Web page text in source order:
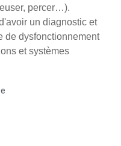
percer…).
un diagnostic et
de dysfonctionnement
et systèmes